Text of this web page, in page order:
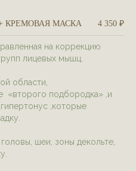
КРЕМОВАЯ МАСКА 4 350 ₽
на коррекцию
лицевых мышц.
области,
«второго подбородка» ,и
,которые
шеи, зоны декольте,
уровня
что
болей,